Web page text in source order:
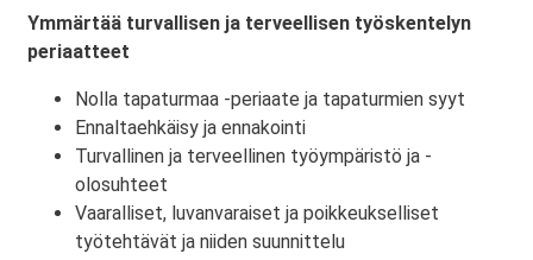
Ymmärtää turvallisen ja terveellisen työskentelyn
periaatteet
Nolla tapaturmaa -periaate ja tapaturmien syyt
Ennaltaehkäisy ja ennakointi
Turvallinen ja terveellinen työympäristö ja -
olosuhteet
Vaaralliset, luvanvaraiset ja poikkeukselliset
työtehtävät ja niiden suunnittelu